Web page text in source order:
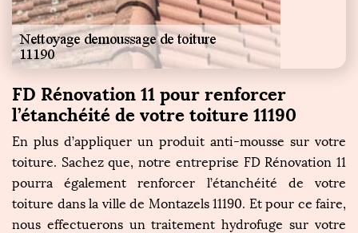
FD Rénovation 11 pour renforcer
l’étanchéité de votre toiture 11190
En plus d’appliquer un produit anti-mousse sur votre
toiture. Sachez que, notre entreprise FD Rénovation 11
pourra également renforcer l’étanchéité de votre
toiture dans la ville de Montazels 11190. Et pour ce faire,
nous effectuerons un traitement hydrofuge sur votre